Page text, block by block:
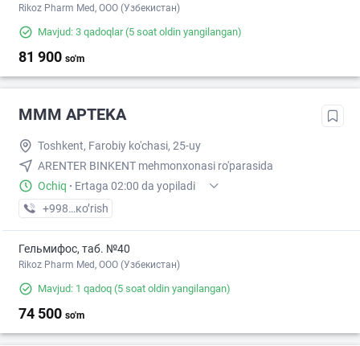
Rikoz Pharm Med, OOO (Узбекистан)
Mavjud: 3 qadoqlar(5 soat oldin yangilangan)
81 900 so'm
MMM APTEKA
Toshkent, Farobiy ko'chasi, 25-uy
ARENTER BINKENT mehmonxonasi ro'parasida
Ochiq · Ertaga 02:00 da yopiladi
+998 (93) XXX-XX-XX
кo’rish
Гельмифос, таб. №40
Rikoz Pharm Med, OOO (Узбекистан)
Mavjud: 1 qadoq (5 soat oldin yangilangan)
74 500 so'm